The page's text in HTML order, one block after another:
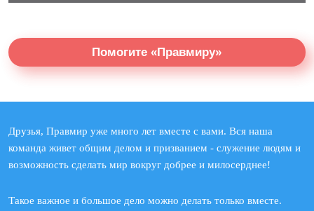
Помогите «Правмиру»
Друзья, Правмир уже много лет вместе с вами. Вся наша
команда живет общим делом и призванием - служение людям и
возможность сделать мир вокруг добрее и милосерднее!
Такое важное и большое дело можно делать только вместе.